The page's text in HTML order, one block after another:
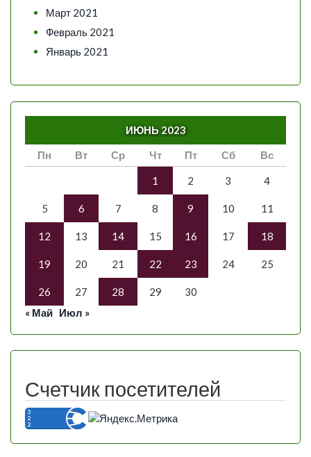
Март 2021
Февраль 2021
Январь 2021
ИЮНЬ 2023
Пн
Вт Ср Чт Пт Сб Вс
1 2 3 4
5 6 7 8 9 10 11
12 13 14 15 16 17 18
19 20 21 22 23 24 25
26 27 28 29
30
« Май Июл »
Счетчик посетителей